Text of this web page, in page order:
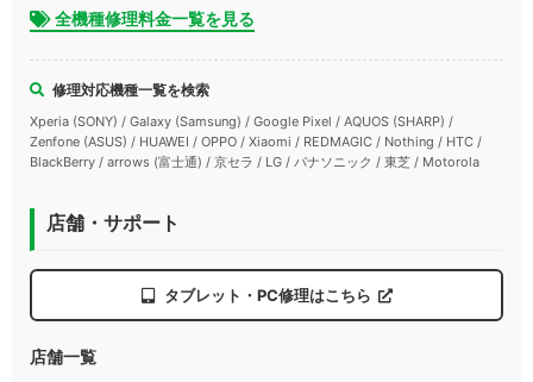
全機種修理料金一覧を見る
修理対応機種一覧を検索
Xperia (SONY) / Galaxy (Samsung) / Google Pixel / AQUOS (SHARP) /
Zenfone (ASUS) / HUAWEI / OPPO / Xiaomi / REDMAGIC / Nothing / HTC /
BlackBerry / arrows (富士通) / 京セラ / LG / パナソニック / 東芝 / Motorola
店舗・サポート
タブレット・PC修理はこちら
店舗一覧